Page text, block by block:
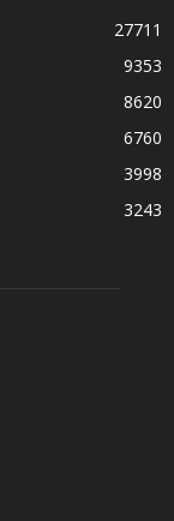
27711
9353
8620
6760
3998
3243